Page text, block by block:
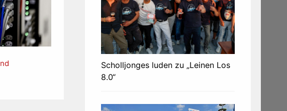
Scholljonges luden zu „Leinen Los
8.0“